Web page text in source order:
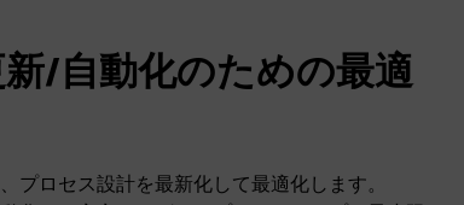
/自動化のための最適
プロセス設計を最新化して最適化します。